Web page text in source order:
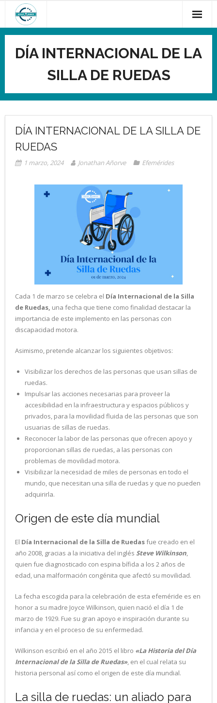
contenido
DÍA INTERNACIONAL DE LA
SILLA DE RUEDAS
DÍA INTERNACIONAL DE LA SILLA DE
RUEDAS
1 marzo, 2024 Jonathan Añorve Efemérides
Cada 1 de marzo se celebra el Día Internacional de la Silla
de Ruedas, una fecha que tiene como finalidad destacar la
importancia de este implemento en las personas con
discapacidad motora.
Asimismo, pretende alcanzar los siguientes objetivos:
Visibilizar los derechos de las personas que usan sillas de
ruedas.
Impulsar las acciones necesarias para proveer la
accesibilidad en la infraestructura y espacios públicos y
privados, para la movilidad fluida de las personas que son
usuarias de sillas de ruedas.
Reconocer la labor de las personas que ofrecen apoyo y
proporcionan sillas de ruedas, a las personas con
problemas de movilidad motora.
Visibilizar la necesidad de miles de personas en todo el
mundo, que necesitan una silla de ruedas y que no pueden
adquirirla.
Origen de este día mundial
El Día Internacional de la Silla de Ruedasfue creado en el
año 2008, gracias a la iniciativa del inglés Steve Wilkinson,
quien fue diagnosticado con espina bífida a los 2 años de
edad, una malformación congénita que afectó su movilidad.
La fecha escogida para la celebración de esta efeméride es en
honor a su madre Joyce Wilkinson, quien nació el día 1 de
marzo de 1929. Fue su gran apoyo e inspiración durante su
infancia y en el proceso de su enfermedad.
Wilkinson escribió en el año 2015 el libro «La Historia del Día
Internacional de la Silla de Ruedas», en el cual relata su
historia personal así como el origen de este día mundial.
La silla de ruedas: un aliado para